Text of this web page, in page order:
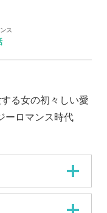
ス
る女の初々しい愛
ーロマンス時代